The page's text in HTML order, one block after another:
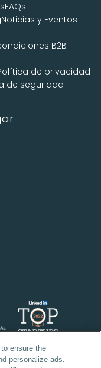
FAQs
Noticias y Eventos
B2B
de privacidad
de seguridad
ensure the
personalize ads.